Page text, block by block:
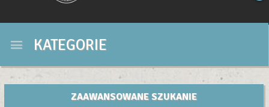
KATEGORIE
ZAAWANSOWANE SZUKANIE